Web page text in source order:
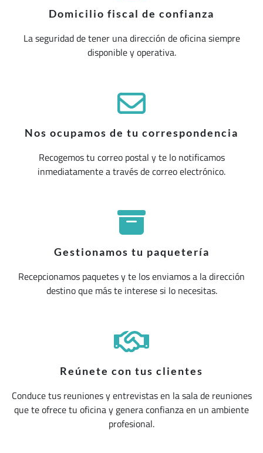
Domicilio fiscal de confianza
La seguridad de tener una dirección de oficina siempre
disponible y operativa.
Nos ocupamos de tu correspondencia
Recogemos tu correo postal y te lo notificamos
inmediatamente a través de correo electrónico.
Gestionamos tu paquetería
Recepcionamos paquetes y te los enviamos a la dirección
destino que más te interese si lo necesitas.
Reúnete con tus clientes
Conduce tus reuniones y entrevistas en la sala de reuniones
que te ofrece tu oficina y genera confianza en un ambiente
profesional.